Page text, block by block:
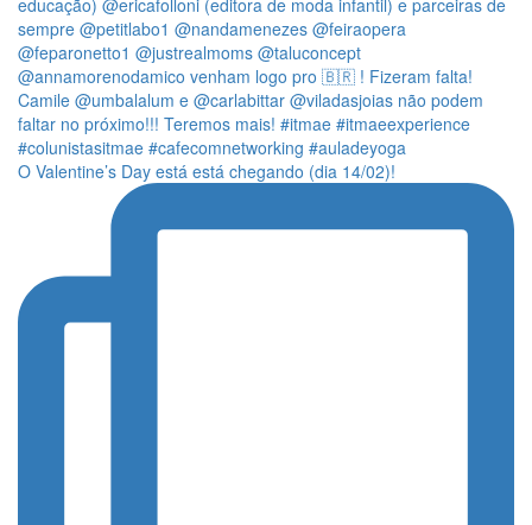
O Valentine’s Day está está chegando (dia 14/02)!